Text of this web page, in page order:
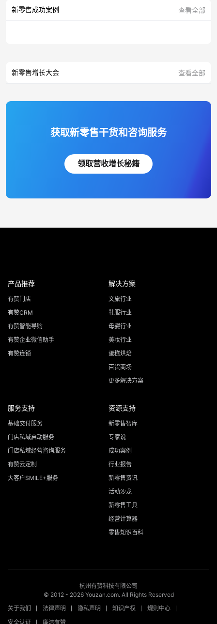
新零售成功案例 查看全部
新零售增长大会 查看全部
获取新零售干货和咨询服务
领取营收增长秘籍
产品推荐
有赞门店
有赞CRM
有赞智能导购
有赞企业微信助手
有赞连锁
解决方案
文旅行业
鞋服行业
母婴行业
美妆行业
蛋糕烘焙
百货商场
更多解决方案
服务支持
基础交付服务
门店私域启动服务
门店私域经营咨询服务
有赞云定制
大客户SMILE+服务
资源支持
新零售智库
专家说
成功案例
行业报告
新零售资讯
活动沙龙
新零售工具
经营计算器
零售知识百科
杭州有赞科技有限公司
© 2012 - 2026Youzan.com. All Rights Reserved
关于我们
法律声明 隐私声明 知识产权
规则中心
安全认证
廉洁有赞